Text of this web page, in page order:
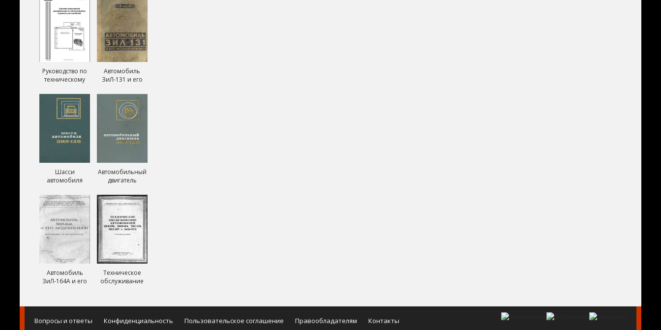
Руководство по
техническому
ремонту Скания
(Scania)
Автомобиль
ЗиЛ-131 и его
ЗиЛ-131А и
ЗиЛ-131В
Шасси
автомобиля
Автомобильный
двигатель
Автомобиль
ЗиЛ-164А и его
Техническое
обслуживание
ЗиЛ-151,
ЗиЛ-157К и
Вопросы и ответы Конфиденциальность Пользовательское соглашение Правообладателям Контакты